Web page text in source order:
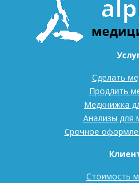
Сделать
Продлить
Медкнижка
Анализы для
Срочное
Стоимость